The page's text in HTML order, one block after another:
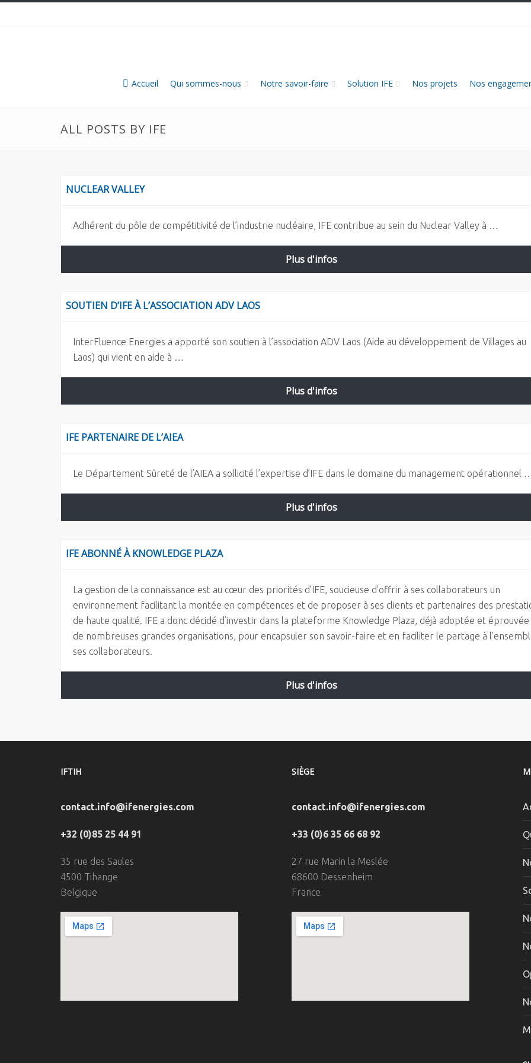
Accueil Qui sommes-nous Notre savoir-faire Solution IFE Nos projets Nos
ALL POSTS BY IFE
NUCLEAR VALLEY
Adhérent du pôle de compétitivité de l’industrie nucléaire, IFE contribue au sein du Nuclear Valley à …
Plus d'infos
SOUTIEN D’IFE À L’ASSOCIATION ADV LAOS
InterFluence Energies a apporté son soutien à l’association ADV Laos (Aide au développement de Villages au
Laos) qui vient en aide à …
Plus d'infos
IFE PARTENAIRE DE L’AIEA
Le Département Sûreté de l’AIEA a sollicité l’expertise d’IFE dans le domaine du management opérationnel
Plus d'infos
IFE ABONNÉ À KNOWLEDGE PLAZA
La gestion de la connaissance est au cœur des priorités d’IFE, soucieuse d’offrir à ses collaborateurs un
environnement facilitant la montée en compétences et de proposer à ses clients et partenaires des
de haute qualité. IFE a donc décidé d’investir dans la plateforme Knowledge Plaza, déjà adoptée et
de nombreuses grandes organisations, pour encapsuler son savoir-faire et en faciliter le partage à
ses collaborateurs.
Plus d'infos
IFTIH
contact.info@ifenergies.com
+32 (0)85 25 44 91
35 rue des Saules
4500 Tihange
Belgique
SIÈGE
contact.info@ifenergies.com
+33 (0)6 35 66 68 92
27 rue Marin la Meslée
68600 Dessenheim
France